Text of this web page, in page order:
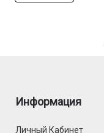
Информация
Личный Кабинет